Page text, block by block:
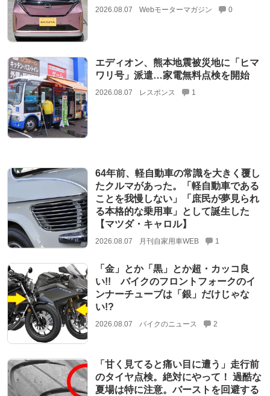
2026.08.07 Webモーターマガジン 0
エディオン、熊本地震被災地に「ヒマ
ワリ号」派遣…家電無料点検を開始
2026.08.07 レスポンス 1
64年前、軽自動車の常識を大きく覆し
たクルマがあった。「軽自動車である
ことを我慢しない」「庶民が夢見られ
る本格的な乗用車」として誕生した
【マツダ・キャロル】
2026.08.07 月刊自家用車WEB 1
「金」とか「黒」とか超・カッコ良
い!! バイクのフロントフォークのイ
ンナーチューブは「銀」だけじゃな
い!?
2026.08.07 バイクのニュース 2
「甘く見てると痛い目に遭う」走行前
のタイヤ点検。絶対にやって！ 過酷な
夏場は特に注意。バーストを回避する